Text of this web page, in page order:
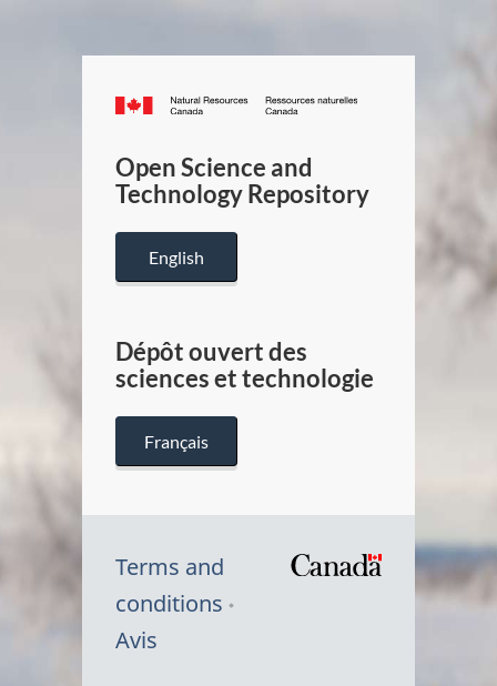
Canada.ca
/
Canada
Open Science and
Technology Repository
English
Dépôt ouvert des
sciences et technologie
Français
Terms and
conditions
Avis
Symbole